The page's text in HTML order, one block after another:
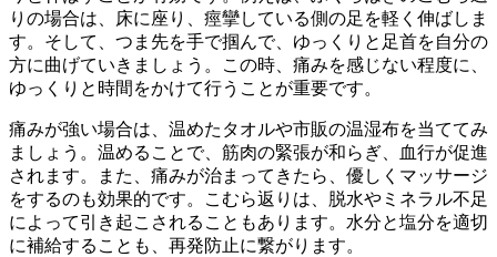
りの場合は、床に座り、痙攣している側の足を軽く伸ばしま
す。そして、つま先を手で掴んで、ゆっくりと足首を自分の
方に曲げていきましょう。この時、痛みを感じない程度に、
ゆっくりと時間をかけて行うことが重要です。
痛みが強い場合は、温めたタオルや市販の温湿布を当ててみ
ましょう。温めることで、筋肉の緊張が和らぎ、血行が促進
されます。また、痛みが治まってきたら、優しくマッサージ
をするのも効果的です。こむら返りは、 脱水やミネラル不足
によって引き起こされることもあります。水分と塩分を適切
に補給することも、再発防止に繋がります。